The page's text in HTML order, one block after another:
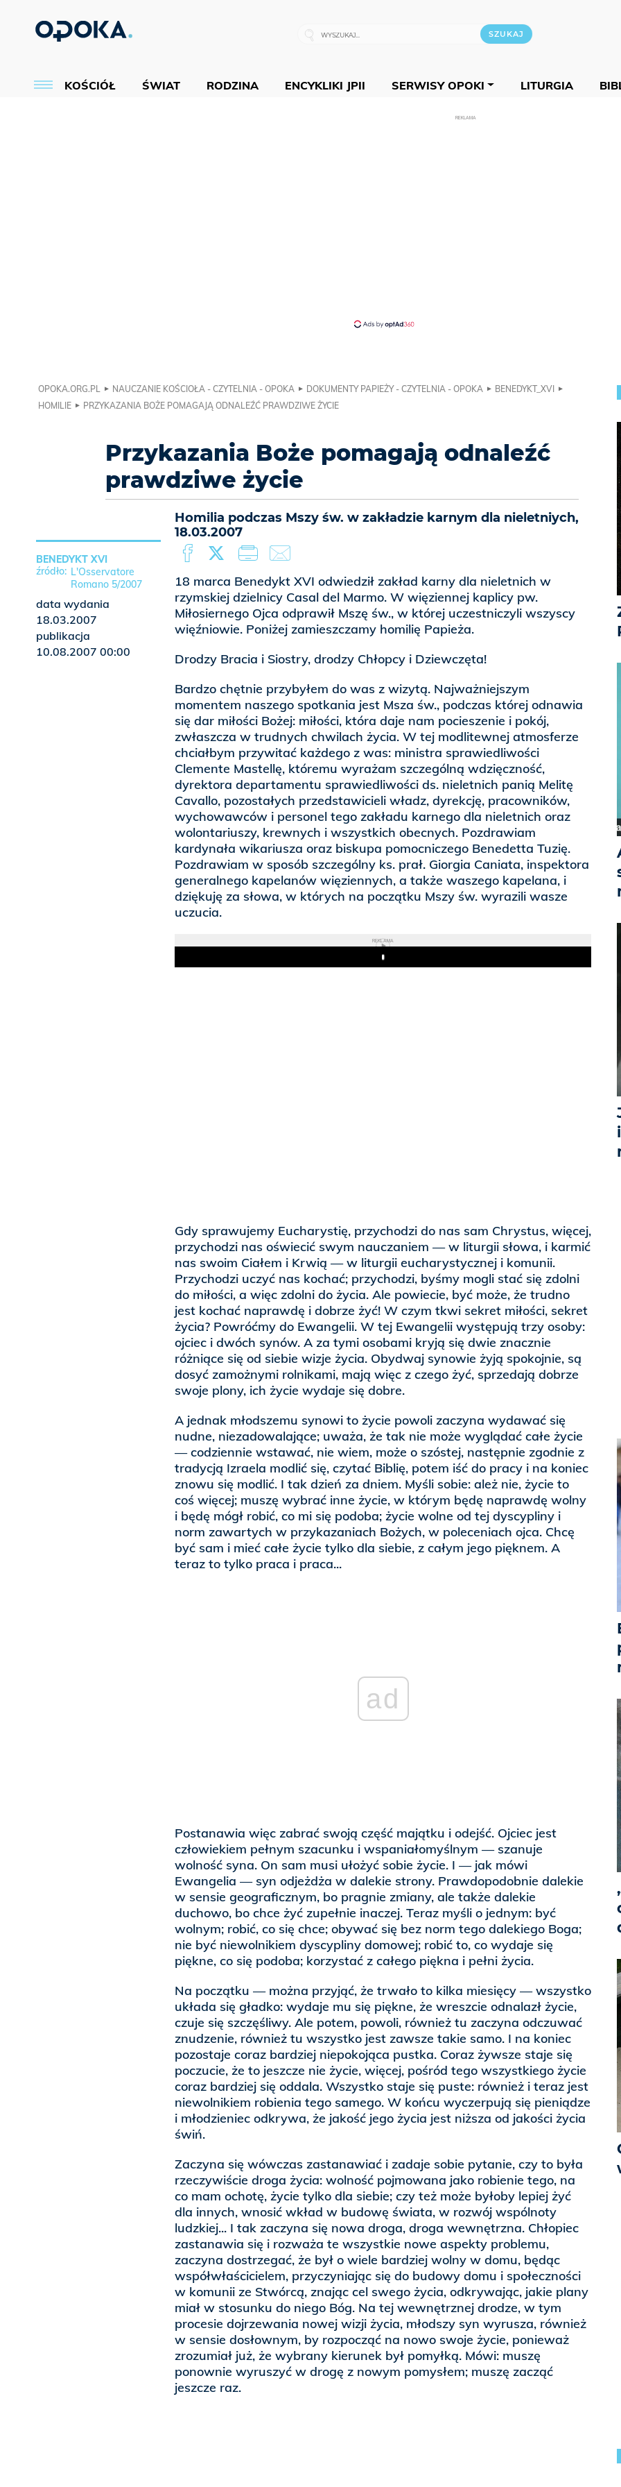
KOŚCIÓŁ ŚWIAT RODZINA ENCYKLIKI JPII SERWISY OPOKI LITURGIA
REKLAMA
OPOKA.ORG.PL NAUCZANIE KOŚCIOŁA - CZYTELNIA - OPOKA DOKUMENTY PAPIEŻY - CZYTELNIA - OPOKA
BENEDYKT_XVI
HOMILIE
PRZYKAZANIA BOŻE POMAGAJĄ ODNALEŹĆ PRAWDZIWE ŻYCIE
Przykazania Boże pomagają odnaleźć
prawdziwe życie
Homilia podczas Mszy św. w zakładzie karnym dla nieletniych,
18.03.2007
18 marca Benedykt XVI odwiedził zakład karny dla nieletnich w
rzymskiej dzielnicy Casal del Marmo. W więziennej kaplicy pw.
Miłosiernego Ojca odprawił Mszę św., w której uczestniczyli wszyscy
więźniowie. Poniżej zamieszczamy homilię Papieża.
Drodzy Bracia i Siostry, drodzy Chłopcy i Dziewczęta!
Bardzo chętnie przybyłem do was z wizytą. Najważniejszym
momentem naszego spotkania jest Msza św., podczas której odnawia
się dar miłości Bożej: miłości, która daje nam pocieszenie i pokój,
zwłaszcza w trudnych chwilach życia. W tej modlitewnej atmosferze
chciałbym przywitać każdego z was: ministra sprawiedliwości
Clemente Mastellę, któremu wyrażam szczególną wdzięczność,
dyrektora departamentu sprawiedliwości ds. nieletnich panią Melitę
Cavallo, pozostałych przedstawicieli władz, dyrekcję, pracowników,
wychowawców i personel tego zakładu karnego dla nieletnich oraz
wolontariuszy, krewnych i wszystkich obecnych. Pozdrawiam
kardynała wikariusza oraz biskupa pomocniczego Benedetta Tuzię.
Pozdrawiam w sposób szczególny ks. prał. Giorgia Caniata, inspektora
generalnego kapelanów więziennych, a także waszego kapelana, i
dziękuję za słowa, w których na początku Mszy św. wyrazili wasze
uczucia.
REKLAMA
Play
Gdy sprawujemy Eucharystię, przychodzi do nas sam Chrystus, więcej,
przychodzi nas oświecić swym nauczaniem — w liturgii słowa, i karmić
nas swoim Ciałem i Krwią — w liturgii eucharystycznej i komunii.
Przychodzi uczyć nas kochać; przychodzi, byśmy mogli stać się zdolni
do miłości, a więc zdolni do życia. Ale powiecie, być może, że trudno
jest kochać naprawdę i dobrze żyć! W czym tkwi sekret miłości, sekret
życia? Powróćmy do Ewangelii. W tej Ewangelii występują trzy osoby:
ojciec i dwóch synów. A za tymi osobami kryją się dwie znacznie
różniące się od siebie wizje życia. Obydwaj synowie żyją spokojnie, są
dosyć zamożnymi rolnikami, mają więc z czego żyć, sprzedają dobrze
swoje plony, ich życie wydaje się dobre.
A jednak młodszemu synowi to życie powoli zaczyna wydawać się
nudne, niezadowalające; uważa, że tak nie może wyglądać całe życie
— codziennie wstawać, nie wiem, może o szóstej, następnie zgodnie z
tradycją Izraela modlić się, czytać Biblię, potem iść do pracy i na koniec
znowu się modlić. I tak dzień za dniem. Myśli sobie: ależ nie, życie to
coś więcej; muszę wybrać inne życie, w którym będę naprawdę wolny
i będę mógł robić, co mi się podoba; życie wolne od tej dyscypliny i
norm zawartych w przykazaniach Bożych, w poleceniach ojca. Chcę
być sam i mieć całe życie tylko dla siebie, z całym jego pięknem. A
teraz to tylko praca i praca...
ad
Postanawia więc zabrać swoją część majątku i odejść. Ojciec jest
człowiekiem pełnym szacunku i wspaniałomyślnym — szanuje
wolność syna. On sam musi ułożyć sobie życie. I — jak mówi
Ewangelia — syn odjeżdża w dalekie strony. Prawdopodobnie dalekie
w sensie geograficznym, bo pragnie zmiany, ale także dalekie
duchowo, bo chce żyć zupełnie inaczej. Teraz myśli o jednym: być
wolnym; robić, co się chce; obywać się bez norm tego dalekiego Boga;
nie być niewolnikiem dyscypliny domowej; robić to, co wydaje się
piękne, co się podoba; korzystać z całego piękna i pełni życia.
Na początku — można przyjąć, że trwało to kilka miesięcy — wszystko
układa się gładko: wydaje mu się piękne, że wreszcie odnalazł życie,
czuje się szczęśliwy. Ale potem, powoli, również tu zaczyna odczuwać
znudzenie, również tu wszystko jest zawsze takie samo. I na koniec
pozostaje coraz bardziej niepokojąca pustka. Coraz żywsze staje się
poczucie, że to jeszcze nie życie, więcej, pośród tego wszystkiego życie
coraz bardziej się oddala. Wszystko staje się puste: również i teraz jest
niewolnikiem robienia tego samego. W końcu wyczerpują się pieniądze
i młodzieniec odkrywa, że jakość jego życia jest niższa od jakości życia
świń.
Zaczyna się wówczas zastanawiać i zadaje sobie pytanie, czy to była
rzeczywiście droga życia: wolność pojmowana jako robienie tego, na
co mam ochotę, życie tylko dla siebie; czy też może byłoby lepiej żyć
dla innych, wnosić wkład w budowę świata, w rozwój wspólnoty
ludzkiej... I tak zaczyna się nowa droga, droga wewnętrzna. Chłopiec
zastanawia się i rozważa te wszystkie nowe aspekty problemu,
zaczyna dostrzegać, że był o wiele bardziej wolny w domu, będąc
współwłaścicielem, przyczyniając się do budowy domu i społeczności
w komunii ze Stwórcą, znając cel swego życia, odkrywając, jakie plany
miał w stosunku do niego Bóg. Na tej wewnętrznej drodze, w tym
procesie dojrzewania nowej wizji życia, młodszy syn wyrusza, również
w sensie dosłownym, by rozpocząć na nowo swoje życie, ponieważ
zrozumiał już, że wybrany kierunek był pomyłką. Mówi: muszę
ponownie wyruszyć w drogę z nowym pomysłem; muszę zacząć
jeszcze raz.
BENEDYKT XVI
L'Osservatore
Romano 5/2007
data wydania
18.03.2007
publikacja
10.08.2007 00:00